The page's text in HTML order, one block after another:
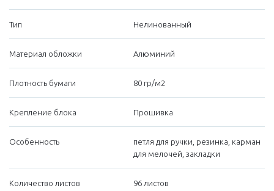
Тип Нелинованный
Материал обложки Алюминий
Плотность бумаги 80 гр/м2
Крепление блока Прошивка
Особенность
петля для ручки, резинка, карман
для мелочей, закладки
Количество листов 96 листов